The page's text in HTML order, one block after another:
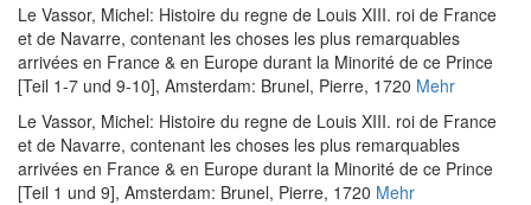
Le Vassor, Michel: Histoire du regne de Louis XIII. roi de France
et de Navarre, contenant les choses les plus remarquables
arrivées en France & en Europe durant la Minorité de ce Prince
[Teil 1-7 und 9-10], Amsterdam: Brunel, Pierre, 1720 Mehr
Le Vassor, Michel: Histoire du regne de Louis XIII. roi de France
et de Navarre, contenant les choses les plus remarquables
arrivées en France & en Europe durant la Minorité de ce Prince
[Teil 1 und 9], Amsterdam: Brunel, Pierre, 1720 Mehr